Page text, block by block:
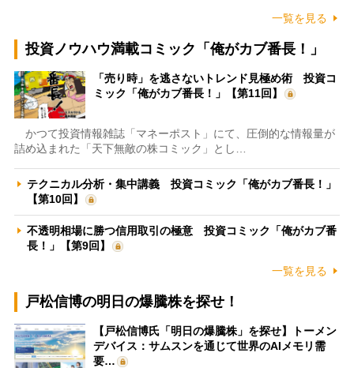
一覧を見る
投資ノウハウ満載コミック「俺がカブ番長！」
「売り時」を逃さないトレンド見極め術 投資コ
ミック「俺がカブ番長！」【第11回】
かつて投資情報雑誌「マネーポスト」にて、圧倒的な情報量が
詰め込まれた「天下無敵の株コミック」とし…
テクニカル分析・集中講義 投資コミック「俺がカブ番長！」
【第10回】
不透明相場に勝つ信用取引の極意 投資コミック「俺がカブ番
長！」【第9回】
一覧を見る
戸松信博の明日の爆騰株を探せ！
【戸松信博氏「明日の爆騰株」を探せ】トーメン
デバイス：サムスンを通じて世界のAIメモリ需
要…